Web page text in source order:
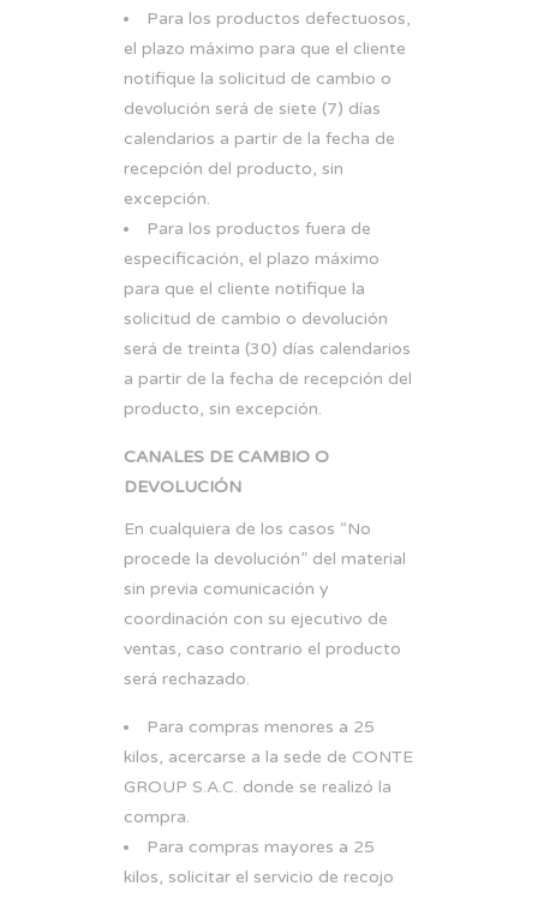
Para los productos defectuosos,
el plazo máximo para que el cliente
notifique la solicitud de cambio o
devolución será de siete (7) días
calendarios a partir de la fecha de
recepción del producto, sin
excepción.
Para los productos fuera de
especificación, el plazo máximo
para que el cliente notifique la
solicitud de cambio o devolución
será de treinta (30) días calendarios
a partir de la fecha de recepción del
producto, sin excepción.
CANALES DE CAMBIO O
DEVOLUCIÓN
En cualquiera de los casos “No
procede la devolución” del material
sin previa comunicación y
coordinación con su ejecutivo de
ventas, caso contrario el producto
será rechazado.
Para compras menores a 25
kilos, acercarse a la sede de CONTE
GROUP S.A.C. donde se realizó la
compra.
Para compras mayores a 25
kilos, solicitar el servicio de recojo